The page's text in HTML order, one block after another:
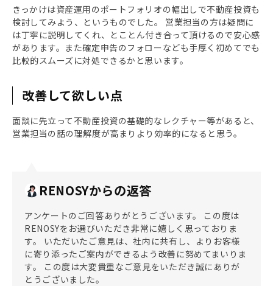
きっかけは資産運用のポートフォリオの幅出しで不動産投資も
検討してみよう、というものでした。 営業担当の方は疑問に
は丁寧に説明してくれ、とことん付き合って頂けるので安心感
があります。また確定申告のフォローなども手厚く初めてでも
比較的スムーズに対処できるかと思います。
改善して欲しい点
面談に先立って不動産投資の基礎的なレクチャー等があると、
営業担当の話の理解度が高まりより効率的になると思う。
RENOSYからの返答
アンケートのご回答ありがとうございます。 この度は
RENOSYをお選びいただき非常に嬉しく思っておりま
す。 いただいたご意見は、社内に共有し、よりお客様
に寄り添ったご案内ができるよう改善に努めてまいりま
す。 この度は大変貴重なご意見をいただき誠にありが
とうございました。